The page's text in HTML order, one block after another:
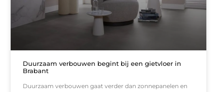
Duurzaam verbouwen begint bij een gietvloer in
Brabant
Duurzaam verbouwen gaat verder dan zonnepanelen en